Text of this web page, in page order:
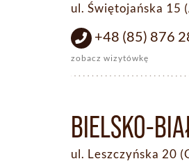
ul. Świętojańska 15
+48 (85) 876
zobacz wizytówkę
BIELSKO-
ul. Leszczyńska 20